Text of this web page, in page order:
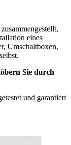
eines
Umschaltboxen,
Sie durch
und garantiert